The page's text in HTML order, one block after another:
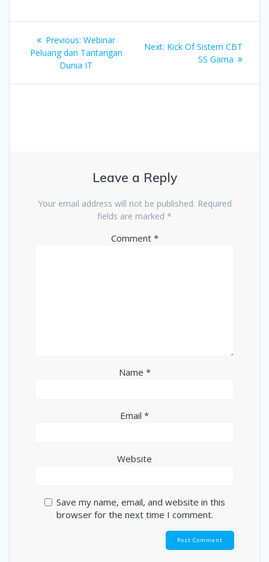
Post
navigation
Previous: Previous
post:
Webinar
Peluang dan Tantangan
Dunia IT
Next: Next
Kick Of Sistem CBT
SS Gama
Leave a Reply
Your email address will not be published. Required
fields are marked *
Comment *
Name *
Email *
Website
Save my name, email, and website in this
browser for the next time I comment.